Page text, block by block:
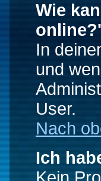
Wie
In
und
User.
Nach
Ich